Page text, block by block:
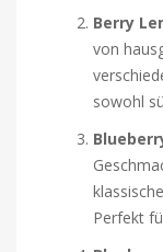
Berry
von
sowohl
Perfekt